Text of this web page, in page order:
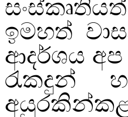
ඉමහත්
ආදර්ශය
රැකදුන්